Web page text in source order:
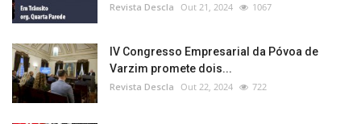
Revista Descla Out 21, 2024 1067
IV Congresso Empresarial da Póvoa de
Varzim promete dois...
Revista Descla Out 22, 2024 722